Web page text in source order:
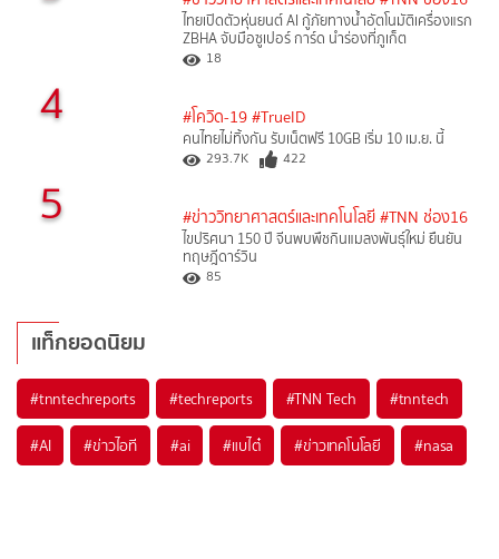
ไทยเปิดตัวหุ่นยนต์ AI กู้ภัยทางน้ำอัตโนมัติเครื่องแรก
ZBHA จับมือซูเปอร์ การ์ด นำร่องที่ภูเก็ต
18
4 #โควิด-19 #TrueID
คนไทยไม่ทิ้งกัน รับเน็ตฟรี 10GB เริ่ม 10 เม.ย. นี้
293.7K 422
5 #ข่าววิทยาศาสตร์และเทคโนโลยี #TNN ช่อง16
ไขปริศนา 150 ปี จีนพบพืชกินแมลงพันธุ์ใหม่ ยืนยัน
ทฤษฎีดาร์วิน
85
แท็กยอดนิยม
#tnntechreports #techreports #TNN Tech #tnntech
#AI #ข่าวไอที #ai #แบไต๋ #ข่าวเทคโนโลยี #nasa